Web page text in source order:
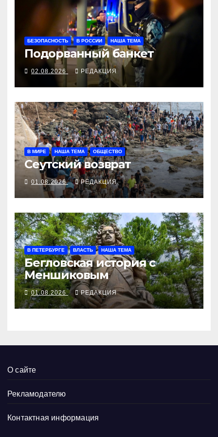
БЕЗОПАСНОСТЬ В РОССИИ НАША ТЕМА
Подорванный банкет
02.08.2026 РЕДАКЦИЯ
В МИРЕ НАША ТЕМА ОБЩЕСТВО
Сеутский возврат
01.08.2026 РЕДАКЦИЯ
В ПЕТЕРБУРГЕ ВЛАСТЬ НАША ТЕМА
Бегловская история с
Меншиковым
01.08.2026 РЕДАКЦИЯ
О сайте
Рекламодателю
Контактная информация